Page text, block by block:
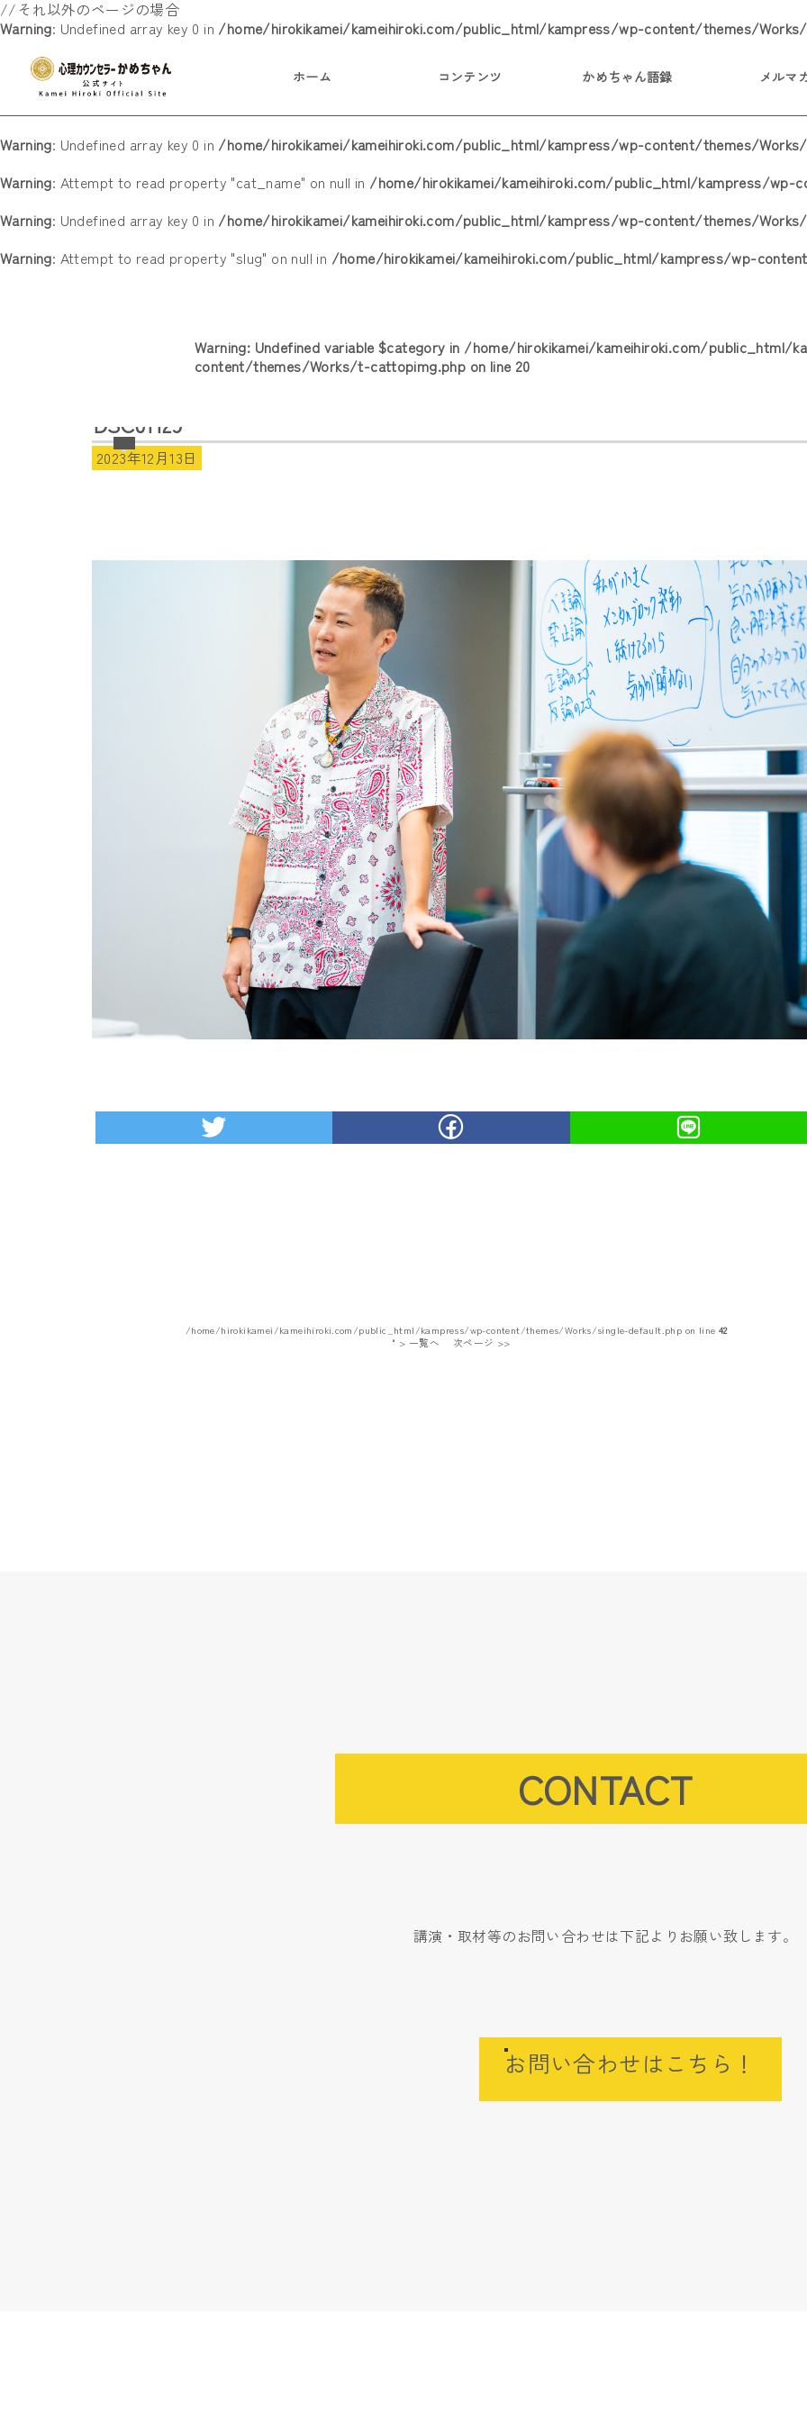
//それ以外のページの場合
Warning: Undefined array key 0 in /home/hirokikamei/kameihiroki.com/public_html/kampress/wp-content/themes/
ホーム コンテンツ かめちゃん語録 メルマ
Warning: Undefined array key 0 in /home/hirokikamei/kameihiroki.com/public_html/kampress/wp-content/themes/
Warning: Attempt to read property "cat_name" on null in /home/hirokikamei/kameihiroki.com/public_html/kampress/
Warning: Undefined array key 0 in /home/hirokikamei/kameihiroki.com/public_html/kampress/wp-content/themes/
Warning: Attempt to read property "slug" on null in /home/hirokikamei/kameihiroki.com/public_html/kampress/wp-
Warning: Undefined variable $category in /home/hirokikamei/kameihiroki.com/public_html/
content/themes/Works/t-cattopimg.php on line 20
DSC01129
2023年12月13日
/home/hirokikamei/kameihiroki.com/public_html/kampress/wp-content/themes/Works/single-default.php on line 42
" > 一覧へ
次ページ >>
CONTACT
講演・取材等のお問い合わせは下記よりお願い致します。
お問い合わせはこちら！